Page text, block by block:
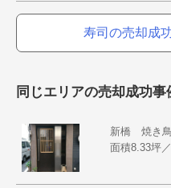
寿司の売却成
同じエリアの売却成功事
新橋 焼き
面積8.33坪